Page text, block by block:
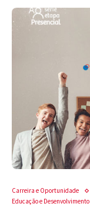
Carreira e Oportunidade
Educação e Desenvolvimento